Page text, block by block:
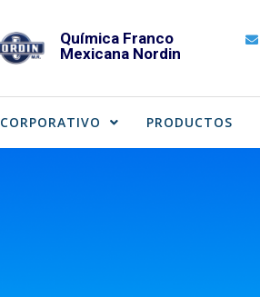
Química Franco
Mexicana Nordin
CORPORATIVO PRODUCTOS